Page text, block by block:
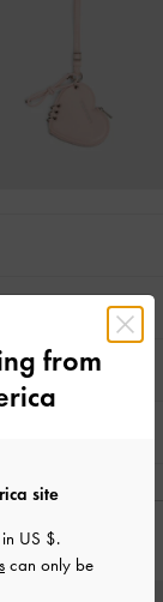
from
site
US $.
can only be